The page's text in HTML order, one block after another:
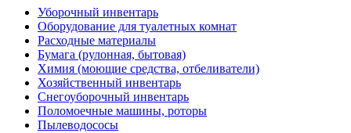
Уборочный инвентарь
Оборудование для туалетных комнат
Расходные материалы
Бумага (рулонная, бытовая)
Химия (моющие средства, отбеливатели)
Хозяйственный инвентарь
Снегоуборочный инвентарь
Поломоечные машины, роторы
Пылеводососы